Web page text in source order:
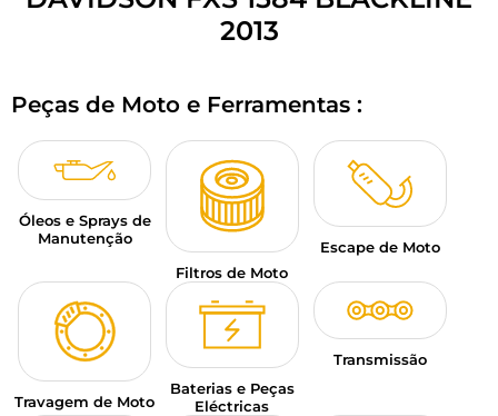
BAGAGEM PARA MOTO
CARTÕES PRESENTE
PT | EUR € — MODIFICAR
CONSELHOS
CONTACTAR-NOS
2013
Peças de Moto e Ferramentas :
Óleos e Sprays de
Manutenção
Filtros de Moto
Escape de Moto
Travagem de Moto
Baterias e Peças
Eléctricas
Transmissão